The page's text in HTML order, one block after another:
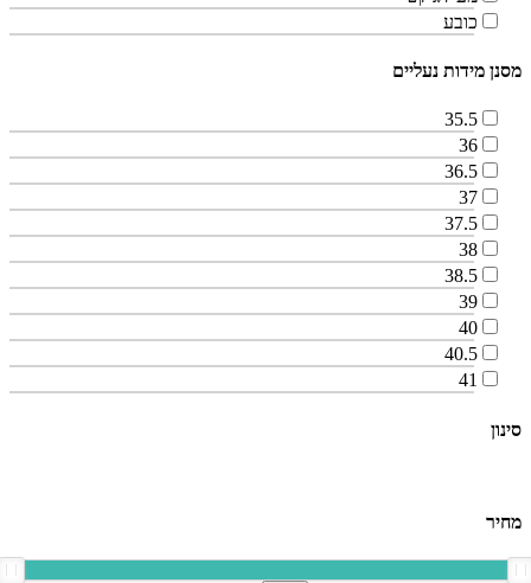
כובע
מסנן מידות נעליים
35.5
36
36.5
37
37.5
38
38.5
39
40
40.5
41
סינון
מחיר